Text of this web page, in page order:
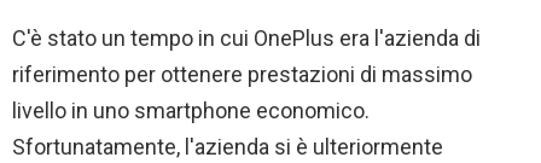
C'è stato un tempo in cui OnePlus era l'azienda di
riferimento per ottenere prestazioni di massimo
livello in uno smartphone economico.
Sfortunatamente, l'azienda si è ulteriormente